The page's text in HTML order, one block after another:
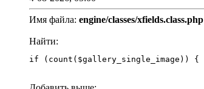
Имя файла: engine/classes/xfields.class.php
Найти:
if (count($gallery_single_image)) {